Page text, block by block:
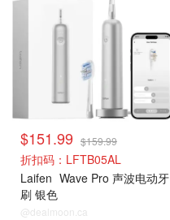
$151.99 $159.99
折扣码：LFTB05AL
Laifen Wave Pro 声波电动牙
刷 银色
@dealmoon.ca